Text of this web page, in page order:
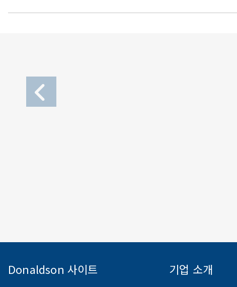
Donaldson 사이트 기업 소개